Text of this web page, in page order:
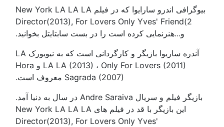
بیوگرافی اندرو سارایوا که در فیلم New York LA LA LA
Director(2013), For Lovers Only Yves' Friend(2
و...هنرنمایی کرده است را در بست سابتایتل بخوانید.
آندره ساریوا بازیگر و کارگردانی است که به نیویورک LA
LA LA (2013) ، Only For Lovers (2011) و Hora
Sagrada (2007) معروف است.
بازیگر فیلم و سریال Andre Saraiva در سال به دنیا آمد.
این بازیگر با قد در فیلم های New York LA LA LA
Director(2013), For Lovers Only Yves'